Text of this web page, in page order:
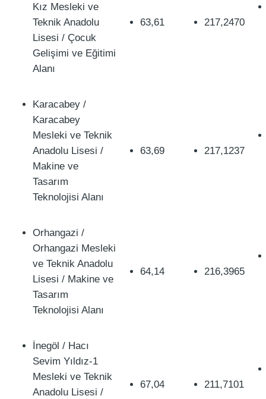
Kız Mesleki ve
Teknik Anadolu
Lisesi / Çocuk
Gelişimi ve Eğitimi
Alanı
63,61 217,2470
Karacabey /
Karacabey
Mesleki ve Teknik
Anadolu Lisesi /
Makine ve
Tasarım
Teknolojisi Alanı
63,69 217,1237
Orhangazi /
Orhangazi Mesleki
ve Teknik Anadolu
Lisesi / Makine ve
Tasarım
Teknolojisi Alanı
64,14 216,3965
İnegöl / Hacı
Sevim Yıldız-1
Mesleki ve Teknik
Anadolu Lisesi /
67,04 211,7101